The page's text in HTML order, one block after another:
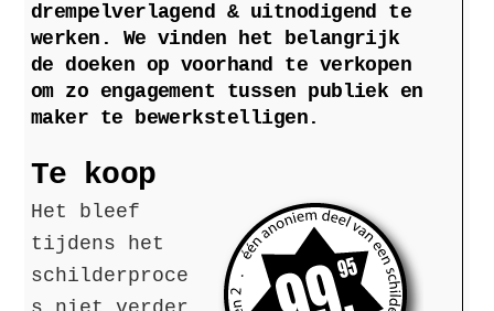
drempelverlagend & uitnodigend te
werken. We vinden het belangrijk
de doeken op voorhand te verkopen
om zo engagement tussen publiek en
maker te bewerkstelligen.
Te koop
Het bleef
tijdens het
schilderproce